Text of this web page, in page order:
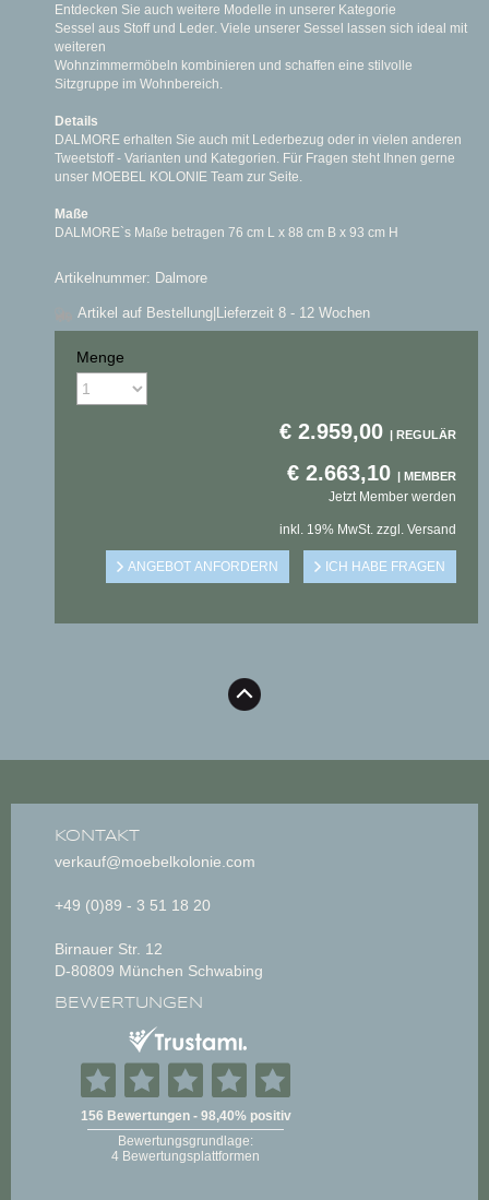
Entdecken Sie auch weitere Modelle in unserer Kategorie
Sessel aus Stoff und Leder . Viele unserer Sessel lassen sich ideal mit
weiteren
Wohnzimmermöbeln kombinieren und schaffen eine stilvolle
Sitzgruppe im Wohnbereich.
Details
DALMORE erhalten Sie auch mit Lederbezug oder in vielen anderen
Tweetstoff - Varianten und Kategorien. Für Fragen steht Ihnen gerne
unser MOEBEL KOLONIE Team zur Seite.
Maße
DALMORE`s Maße betragen 76 cm L x 88 cm B x 93 cm H
Artikelnummer: Dalmore
Artikel auf Bestellung |Lieferzeit 8 - 12 Wochen
Menge
€ 2.959,00
€ 2.663,10
Jetzt Member werden
inkl. 19% MwSt. zzgl. Versand
KONTAKT
verkauf@moebelkolonie.com
+49 (0)89 - 3 51 18 20
Birnauer Str. 12
D-80809 München Schwabing
BEWERTUNGEN